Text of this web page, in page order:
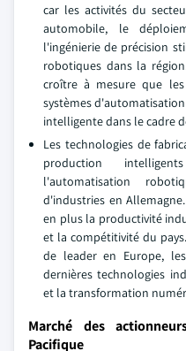
car les activités du
automobile, le
l'ingénierie de précision
robotiques dans la
croître à mesure que
systèmes
intelligente dans le cadre
Les technologies de
production
l'automatisation
d'industries en
en plus la productivité
et la compétitivité du
de leader en Europe,
dernières technologies
et la transformation
Marché des
Pacifique